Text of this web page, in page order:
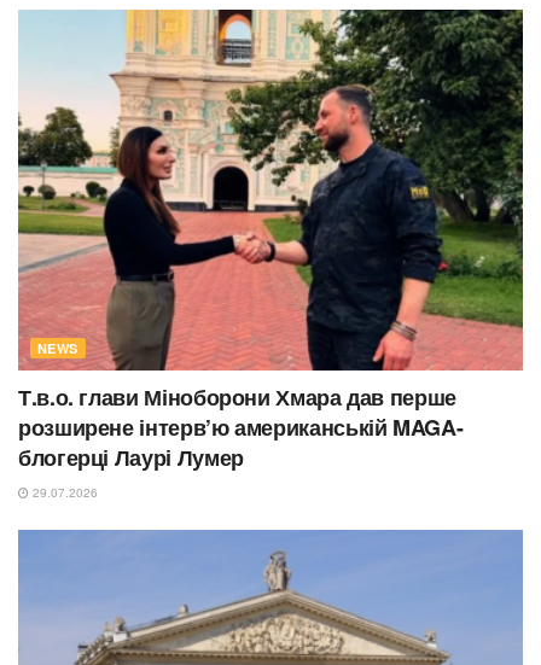
NEWS
Т.в.о. глави Міноборони Хмара дав перше
розширене інтерв’ю американській MAGA-
блогерці Лаурі Лумер
29.07.2026